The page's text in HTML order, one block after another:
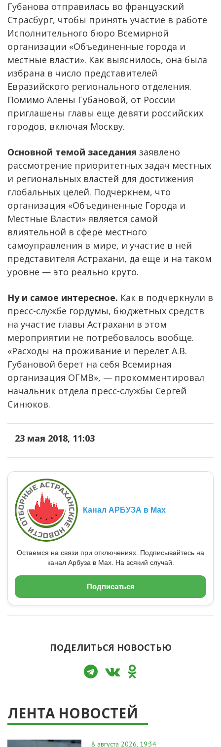
Губанова отправилась во французский
Страсбург, чтобы принять участие в работе
Исполнительного бюро Всемирной
организации «Объединенные города и
местные власти». Как выяснилось, она была
избрана в число представителей
Евразийского регионального отделения.
Помимо Алены Губановой, от России
приглашены главы еще девяти российских
городов, включая Москву.
Основной темой заседания заявлено
рассмотрение приоритетных задач местных
и региональных властей для достижения
глобальных целей. Подчеркнем, что
организация «Объединенные Города и
Местные Власти» является самой
влиятельной в сфере местного
самоуправления в мире, и участие в ней
представителя Астрахани, да еще и на таком
уровне — это реально круто.
Ну и самое интересное. Как в подчеркнули в
пресс-службе гордумы, бюджетных средств
на участие главы Астрахани в этом
мероприятии не потребовалось вообще.
«Расходы на проживание и перелет А.В.
Губановой берет на себя Всемирная
организация ОГМВ», — прокомментировал
начальник отдела пресс-службы Сергей
Синюков.
23 мая 2018, 11:03
Канал АРБУЗА в Max
Остаемся на связи при отключениях. Подписывайтесь на
канал Арбуза в Max. На всякий случай.
Подписаться
ПОДЕЛИТЬСЯ НОВОСТЬЮ
ЛЕНТА НОВОСТЕЙ
8 августа 2026, 19:34